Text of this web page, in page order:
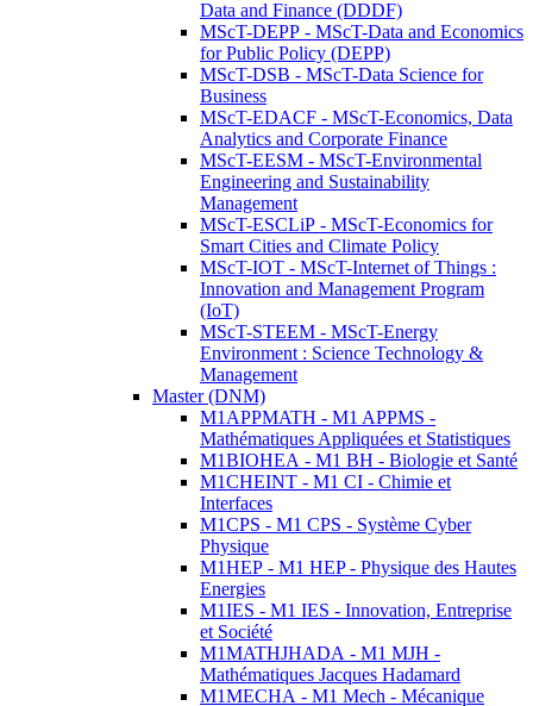
Data and Finance (DDDF)
MScT-DEPP - MScT-Data and Economics
for Public Policy (DEPP)
MScT-DSB - MScT-Data Science for
Business
MScT-EDACF - MScT-Economics, Data
Analytics and Corporate Finance
MScT-EESM - MScT-Environmental
Engineering and Sustainability
Management
MScT-ESCLiP - MScT-Economics for
Smart Cities and Climate Policy
MScT-IOT - MScT-Internet of Things :
Innovation and Management Program
(IoT)
MScT-STEEM - MScT-Energy
Environment : Science Technology &
Management
Master (DNM)
M1APPMATH - M1 APPMS -
Mathématiques Appliquées et Statistiques
M1BIOHEA - M1 BH - Biologie et Santé
M1CHEINT - M1 CI - Chimie et
Interfaces
M1CPS - M1 CPS - Système Cyber
Physique
M1HEP - M1 HEP - Physique des Hautes
Energies
M1IES - M1 IES - Innovation, Entreprise
et Société
M1MATHJHADA - M1 MJH -
Mathématiques Jacques Hadamard
M1MECHA - M1 Mech - Mécanique